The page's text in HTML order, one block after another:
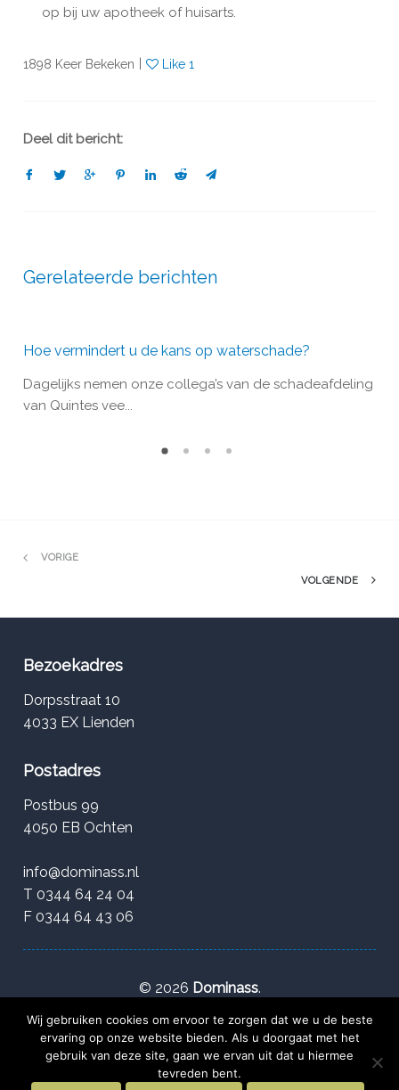
op bij uw apotheek of huisarts.
1898 Keer Bekeken | Like 1
Deel dit bericht:
Gerelateerde berichten
Hoe vermindert u de kans op waterschade?
Dagelijks nemen onze collega’s van de schadeafdeling
van Quintes vee...
VORIGE
VOLGENDE
Bezoekadres
Dorpsstraat 10
4033 EX Lienden
Postadres
Postbus 99
4050 EB Ochten
info@dominass.nl
T 0344 64 24 04
F 0344 64 43 06
© 2026 Dominass.
Privacy |Belangenconflicten|Fraude|Klachten |
Beloningsbeleid|Betalingsachterstand
Wij gebruiken cookies om ervoor te zorgen dat we u de beste
ervaring op onze website bieden. Als u doorgaat met het
gebruik van deze site, gaan we ervan uit dat u hiermee
tevreden bent.